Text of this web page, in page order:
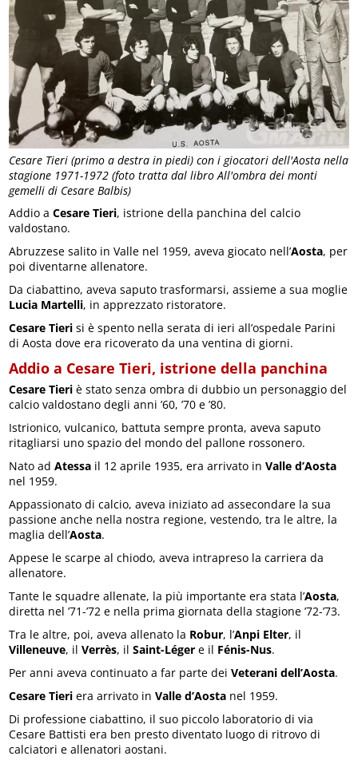
Cesare Tieri (primo a destra in piedi) con i giocatori dell'Aosta nella
stagione 1971-1972 (foto tratta dal libro All'ombra dei monti
gemelli di Cesare Balbis)
Addio aCesare Tieri, istrione della panchina del calcio
valdostano.
Abruzzese salito in Valle nel 1959, aveva giocato nell’Aosta, per
poi diventarne allenatore.
Da ciabattino, aveva saputo trasformarsi, assieme a sua moglie
Lucia Martelli, in apprezzato ristoratore.
Cesare Tieri si è spento nella serata di ieri all’ospedale Parini
di Aosta dove era ricoverato da una ventina di giorni.
Addio a Cesare Tieri, istrione della panchina
Cesare Tieri è stato senza ombra di dubbio un personaggio del
calcio valdostano degli anni ’60, ’70 e ’80.
Istrionico, vulcanico, battuta sempre pronta, aveva saputo
ritagliarsi uno spazio del mondo del pallone rossonero.
Nato adAtessa il 12 aprile 1935, era arrivato inValle d’Aosta
nel 1959.
Appassionato di calcio, aveva iniziato ad assecondare la sua
passione anche nella nostra regione, vestendo, tra le altre, la
maglia dell’Aosta.
Appese le scarpe al chiodo, aveva intrapreso la carriera da
allenatore.
Tante le squadre allenate, la più importante era stata l’Aosta,
diretta nel ’71-’72 e nella prima giornata della stagione ’72-’73.
Tra le altre, poi, aveva allenato la Robur, l’Anpi Elter, il
Villeneuve, ilVerrès, ilSaint-Léger e il Fénis-Nus.
Per anni aveva continuato a far parte deiVeterani dell’Aosta.
Cesare Tieri era arrivato inValle d’Aosta nel 1959.
Di professione ciabattino, il suo piccolo laboratorio di via
Cesare Battisti era ben presto diventato luogo di ritrovo di
calciatori e allenatori aostani.